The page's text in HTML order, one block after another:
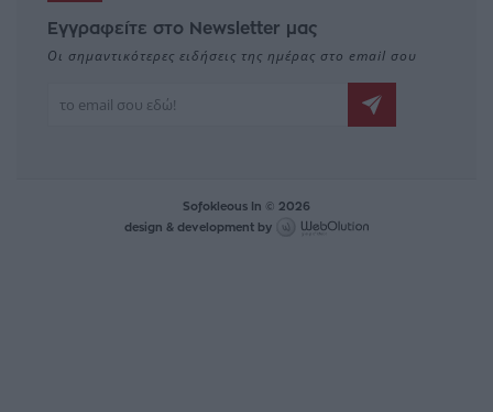
Εγγραφείτε στο Newsletter μας
Οι σημαντικότερες ειδήσεις της ημέρας στο email σου
Sofokleous In © 2026
design & development by